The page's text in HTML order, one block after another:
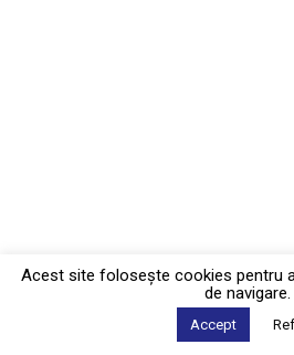
Acest site foloseşte cookies pentru
de navigare.
Accept